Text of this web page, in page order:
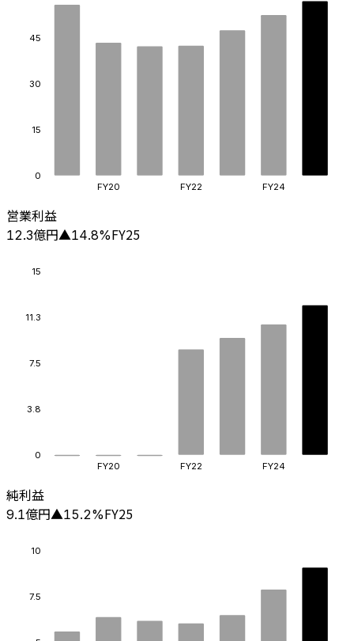
0
15
30
45
FY20 FY22 FY24
営業利益
12.3億円▲14.8%FY25
0
3.8
7.5
11.3
15
FY20 FY22 FY24
純利益
9.1億円▲15.2%FY25
7.5
10